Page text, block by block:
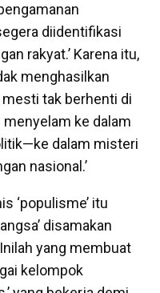
diidentifikasi
rakyat.’ Karena itu,
menghasilkan
tak berhenti di
ke dalam
dalam misteri
nasional.’
‘populisme’ itu
disamakan
yang membuat
kelompok